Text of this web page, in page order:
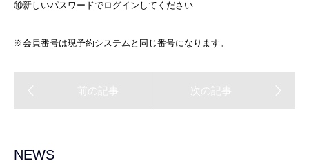
⑩新しいパスワードでログインしてください
※会員番号は現予約システムと同じ番号になります。
NEWS